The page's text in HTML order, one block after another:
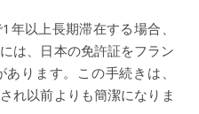
は、日本の免許証をフラン
ります。この手続きは、
れ以前よりも簡潔になりま